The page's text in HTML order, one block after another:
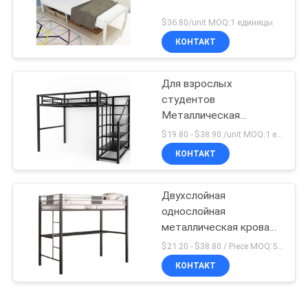
Металлическая
одноэтажная
кровать
Металлическая
рамка кровати
$36.80/unit MOQ:1 единицы
КОНТАКТ
Для взрослых
студентов
Металлическая
кровать с рамкой
$19.80 - $38.90 /unit MOQ:1 единицы
КОНТАКТ
Двухслойная
однослойная
металлическая кровать
королевского размера
КОНТАКТ